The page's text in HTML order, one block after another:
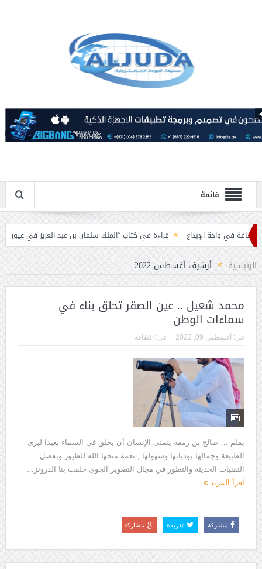
قائمة
في واحة الإبداع
قراءة في كتاب “الملك سلمان بن عبد العزيز في عيون الباحثين
بمناسبة عيد الفطر الرئيسية أرشيف أغسطس 2022
محمد شعيل .. عين الصقر تحلق بناء في
سماءات الوطن
فى: أغسطس 09, 2022 فى: الثقافة
بقلم … صالح بن رمقة يتمنى الإنسان أن يحلق في السماء بعيدا ليرى
الطبيعة وجمالها بوديانها وسهولها , نعمة منحها الله للطيور وبفضل
التقنيات الحديثة والتطور في مجال التصوير الجوي حلقت بنا الدرونز...
اقرأ المزيد
مشاركة تغريدة مشاركة